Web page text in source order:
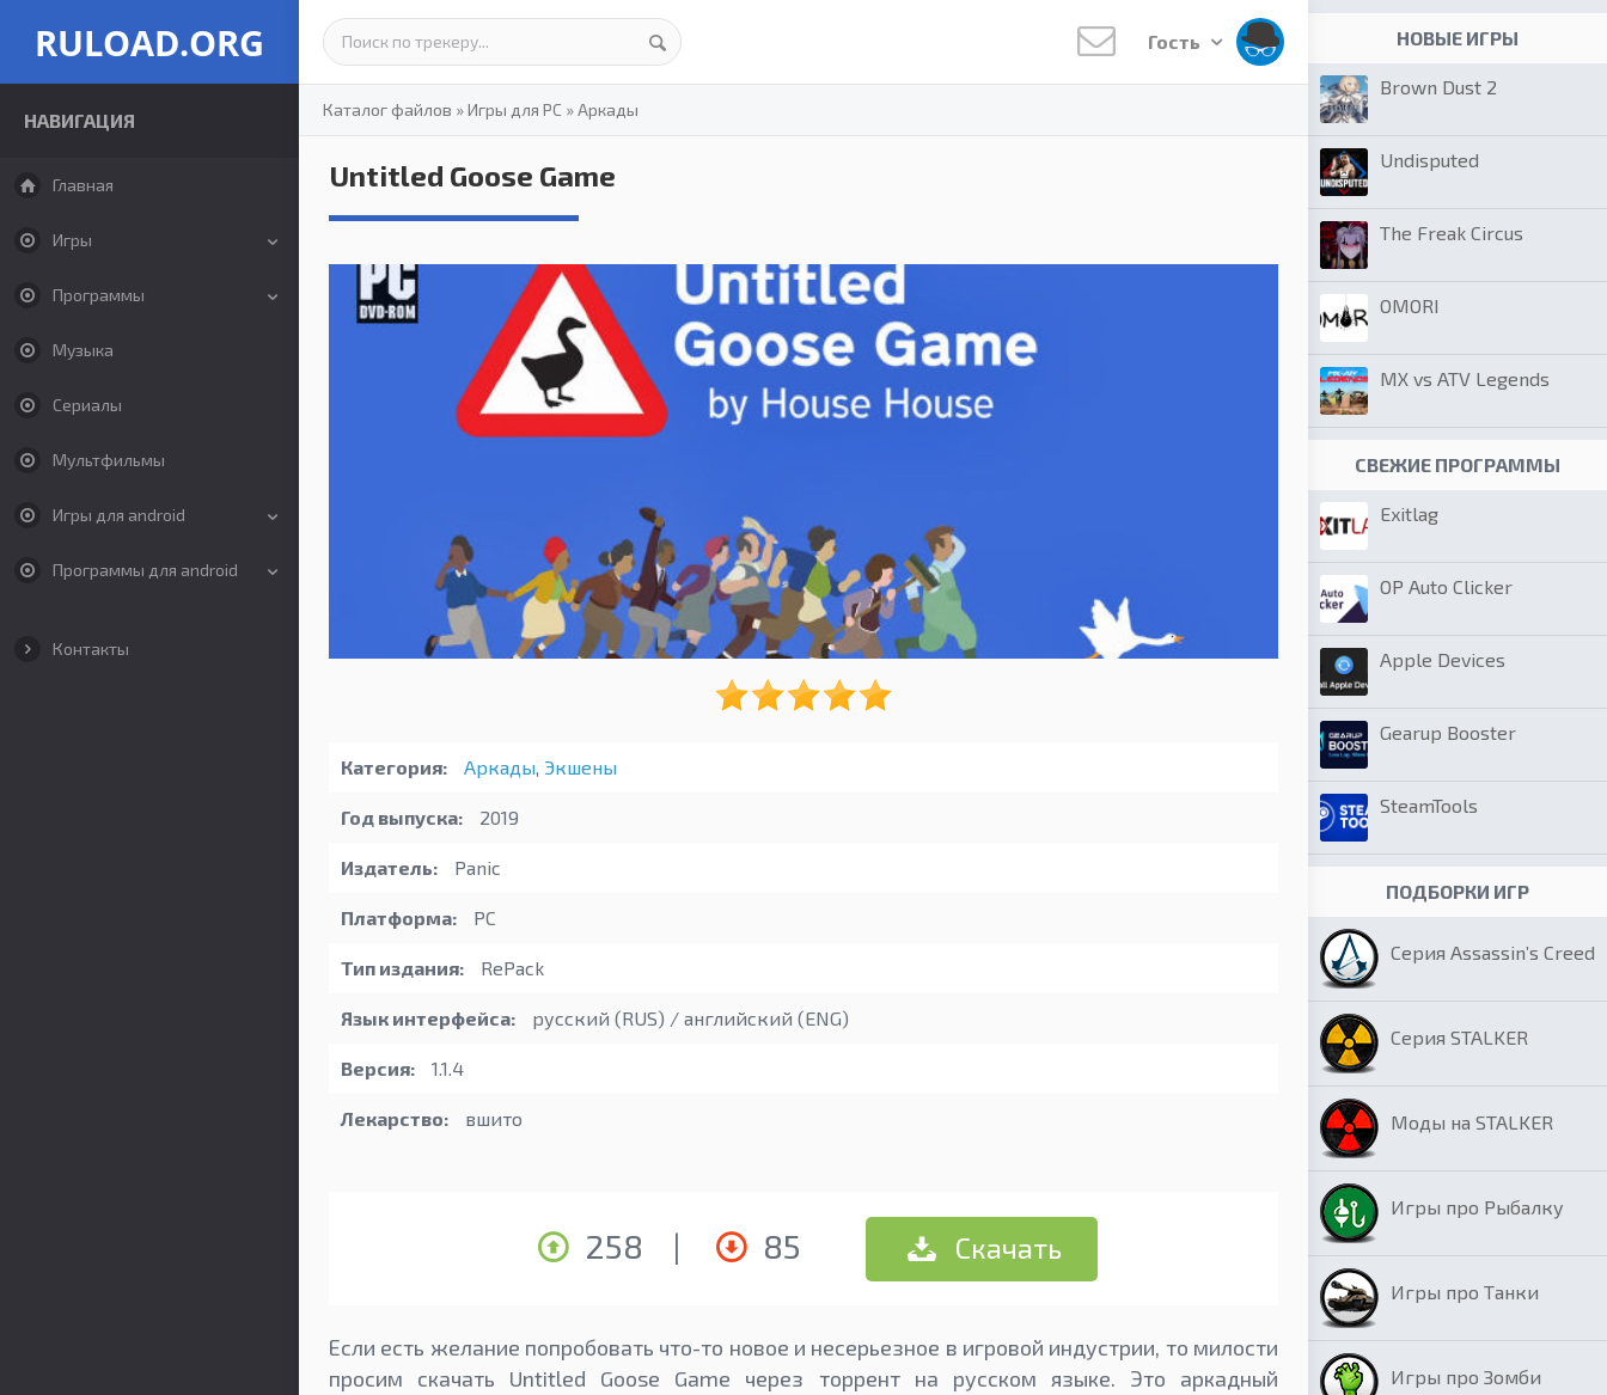
RULOAD.ORG
НАВИГАЦИЯ
Главная
Игры
Программы
Музыка
Сериалы
Мультфильмы
Игры для android
Программы для android
Контакты
Гость
Каталог файлов »Игры для PC »Аркады
Untitled Goose Game
Категория: Аркады, Экшены
Год выпуска: 2019
Издатель: Panic
Платформа: PC
Тип издания: RePack
Язык интерфейса: русский (RUS) / английский (ENG)
Версия: 1.1.4
Лекарство: вшито
258 | 85 Скачать
Если есть желание попробовать что-то новое и несерьезное в игровой индустрии, то милости
просим скачать Untitled Goose Game через торрент на русском языке. Это аркадный
НОВЫЕ ИГРЫ
Brown Dust 2
Undisputed
The Freak Circus
OMORI
MX vs ATV Legends
СВЕЖИЕ ПРОГРАММЫ
Exitlag
OP Auto Clicker
Apple Devices
Gearup Booster
SteamTools
ПОДБОРКИ ИГР
Серия Assassin’s Creed
Серия STALKER
Моды на STALKER
Игры про Рыбалку
Игры про Танки
Игры про Зомби